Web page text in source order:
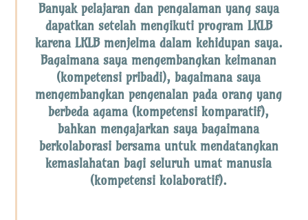
Banyak pelajaran dan pengalaman yang saya
dapatkan setelah mengikuti program LKLB
karena LKLB menjelma dalam kehidupan saya.
Bagaimana saya mengembangkan keimanan
(kompetensi pribadi), bagaimana saya
mengembangkan pengenalan pada orang yang
berbeda agama (kompetensi komparatif),
bahkan mengajarkan saya bagaimana
berkolaborasi bersama untuk mendatangkan
kemaslahatan bagi seluruh umat manusia
(kompetensi kolaboratif).